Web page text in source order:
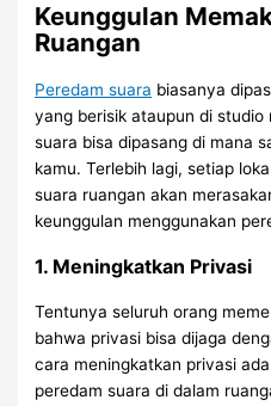
Keunggulan
Ruangan
Peredam suara biasanya
yang berisik ataupun di studio
suara bisa dipasang di mana
kamu. Terlebih lagi, setiap
suara ruangan akan
keunggulan menggunakan
1. Meningkatkan Privasi
Tentunya seluruh orang
bahwa privasi bisa dijaga
cara meningkatkan privasi
peredam suara di dalam